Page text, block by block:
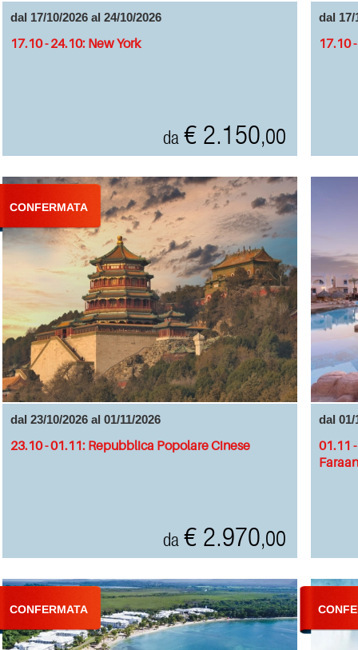
dal 17/10/2026 al 24/10/2026
17.10 - 24.10: New York
da € 2.150,00
dal 17/
17.10
dal 23/10/2026 al 01/11/2026
23.10 - 01.11: Repubblica Popolare Cinese
CONFERMATA
da € 2.970,00
dal 01/
01.11
CONFERMATA